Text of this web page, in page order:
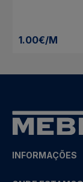
1.00€/M
INFORMAÇÕES